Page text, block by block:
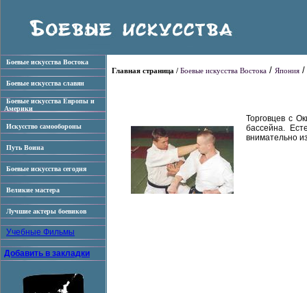
Боевые искусства Востока
Боевые искусства славян
Боевые искусства Европы и
Америки
Искусство самообороны
Путь Воина
Боевые искусства сегодня
Великие мастера
Лучшие актеры боевиков
Учебные Фильмы
Добавить в закладки
Главная страница / Боевые искусства Востока / Япония /
Торговцев с
бассейна.
внимательно